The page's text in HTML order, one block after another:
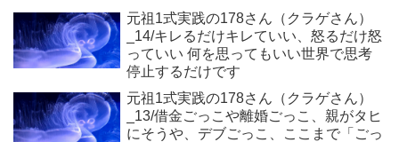
かも
元祖1式実践の178さん（クラゲさん）
_14/キレるだけキレていい、怒るだけ怒
っていい 何を思ってもいい世界で思考
停止するだけです
元祖1式実践の178さん（クラゲさん）
_13/借金ごっこや離婚ごっこ、親がタヒ
にそうや、デブごっこ、ここまで「ごっ